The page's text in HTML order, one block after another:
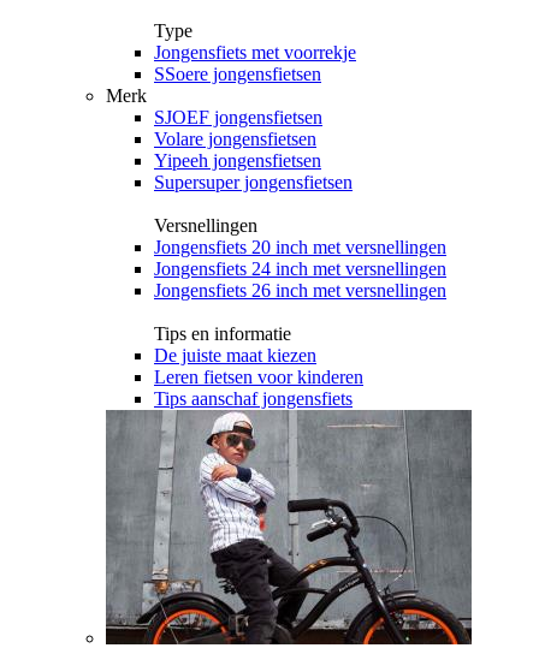
Type
Jongensfiets met voorrekje
SSoere jongensfietsen
Merk
SJOEF jongensfietsen
Volare jongensfietsen
Yipeeh jongensfietsen
Supersuper jongensfietsen
Versnellingen
Jongensfiets 20 inch met versnellingen
Jongensfiets 24 inch met versnellingen
Jongensfiets 26 inch met versnellingen
Tips en informatie
De juiste maat kiezen
Leren fietsen voor kinderen
Tips aanschaf jongensfiets